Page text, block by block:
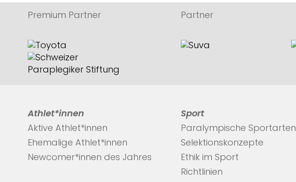
Premium Partner Partner
Athlet*innen
Aktive Athlet*innen
Ehemalige Athlet*innen
Newcomer*innen des Jahres
Sport
Paralympische Sportarten
Selektionskonzepte
Ethik im Sport
Richtlinien